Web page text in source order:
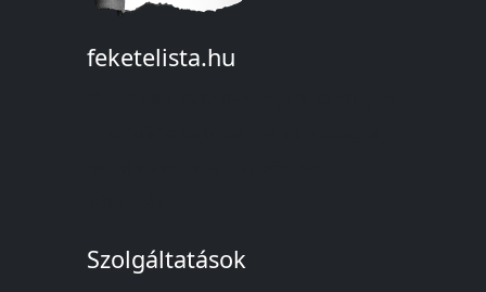
feketelista.hu
Szolgáltatások